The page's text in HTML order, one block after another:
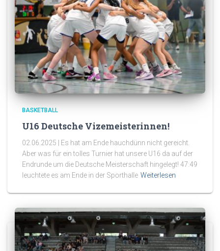
BASKETBALL
U16 Deutsche Vizemeisterinnen!
02.06.2025 | Es hat am Ende hauchdünn nicht gereicht.
Aber was für ein tolles Turnier hat unsere U16 da auf der
Endrunde um die Deutsche Meisterschaft hingelegt! 47:49
leuchtete es am Ende in der Sporthalle Weiterlesen